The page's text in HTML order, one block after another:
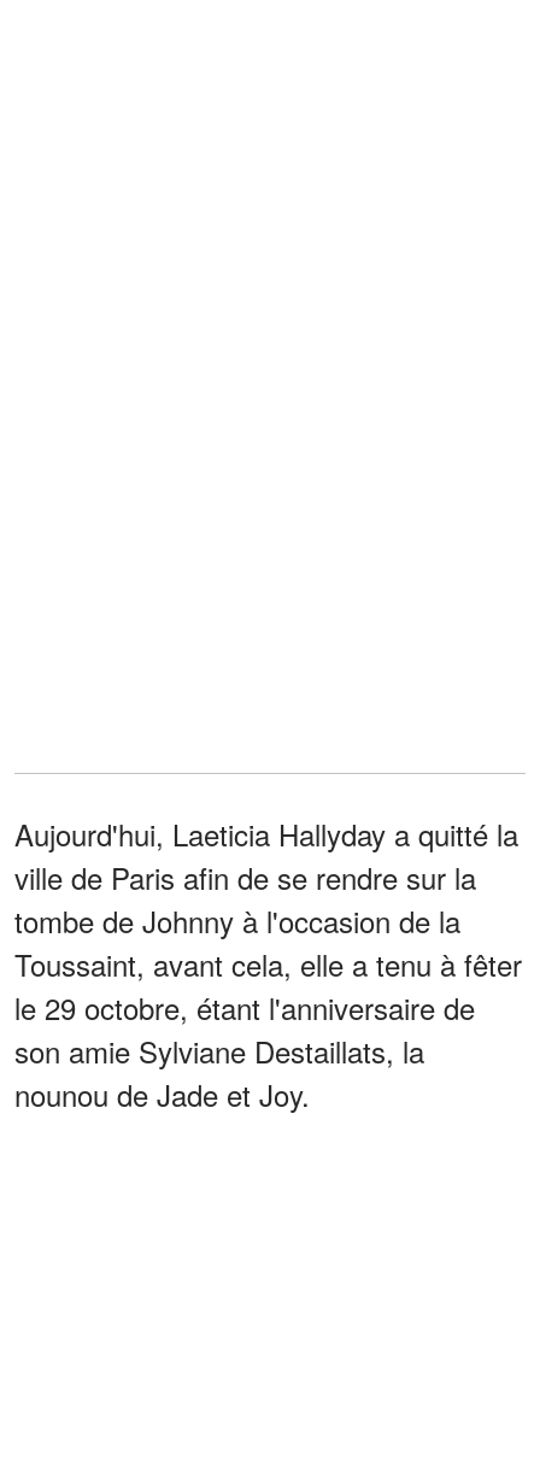
Aujourd'hui, Laeticia Hallyday a quitté la
ville de Paris afin de se rendre sur la
tombe de Johnny à l'occasion de la
Toussaint, avant cela, elle a tenu à fêter
le 29 octobre, étant l'anniversaire de
son amie Sylviane Destaillats, la
nounou de Jade et Joy.